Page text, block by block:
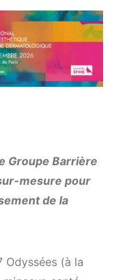
Groupe Barrière
mesure pour
de la
Odyssées (à la